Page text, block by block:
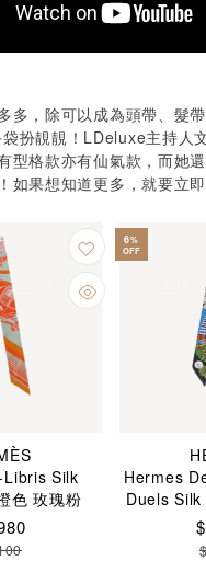
多，除可以成為頭帶、髮
扮靚靚！LDeluxe主持人
型格款亦有仙氣款，而她
如果想知道更多，就要立即
Libris Silk
色 玫瑰粉
6%
OFF
Hermes
Duels Silk